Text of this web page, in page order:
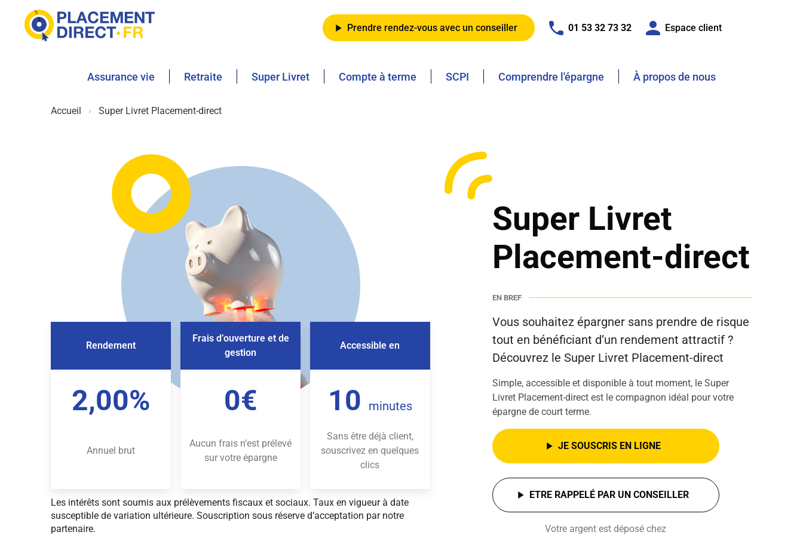
Prendre rendez-vous avec un conseiller 01 53 32 73 32 Espace client
Assurance vie Retraite Super Livret Compte à terme SCPI Comprendre l'épargne À propos de nous
Accueil Super Livret Placement-direct
Super Livret
Placement-direct
EN BREF
Vous souhaitez épargner sans prendre de risque
tout en bénéficiant d’un rendement attractif ?
Découvrez le Super Livret Placement-direct
Simple, accessible et disponible à tout moment, le Super
Livret Placement-direct est le compagnon idéal pour votre
épargne de court terme.
JE SOUSCRIS EN LIGNE
ETRE RAPPELÉ PAR UN CONSEILLER
Votre argent est déposé chez
Rendement
2,00%
Annuel brut
Frais d’ouverture et de
gestion
0€
Aucun frais n’est prélevé
sur votre épargne
Accessible en
10 minutes
Sans être déjà client,
souscrivez en quelques
clics
Les intérêts sont soumis aux prélèvements fiscaux et sociaux. Taux en vigueur à date
susceptible de variation ultérieure. Souscription sous réserve d’acceptation par notre
partenaire.